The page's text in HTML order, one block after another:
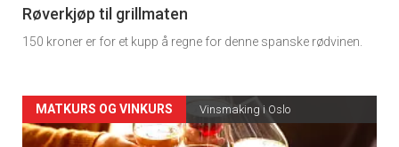
4
Røverkjøp til grillmaten
150 kroner er for et kupp å regne for denne spanske rødvinen.
Forsiden
MATKURS OG VINKURS Vinsmaking i Oslo